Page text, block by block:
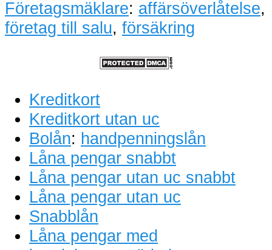
Företagsmäklare: affärsöverlåtelse,
företag till salu, försäkring
Kreditkort
Kreditkort utan uc
Bolån: handpenningslån
Låna pengar snabbt
Låna pengar utan uc snabbt
Låna pengar utan uc
Snabblån
Låna pengar med